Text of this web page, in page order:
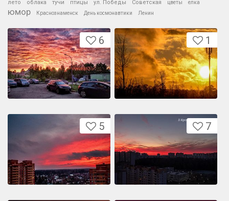
лето
облака тучи птицы ул. Победы Советская цветы елка
юмор Краснознаменск День космонавтики Ленин
6 1
5 7